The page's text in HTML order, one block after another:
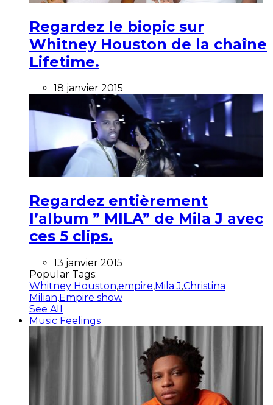
Regardez le biopic sur
Whitney Houston de la chaîne
Lifetime.
18 janvier 2015
Regardez entièrement
l’album ” MILA” de Mila J avec
ces 5 clips.
13 janvier 2015
Popular Tags:
Whitney Houston,empire,Mila J,Christina
Milian,Empire show
See All
Music Feelings